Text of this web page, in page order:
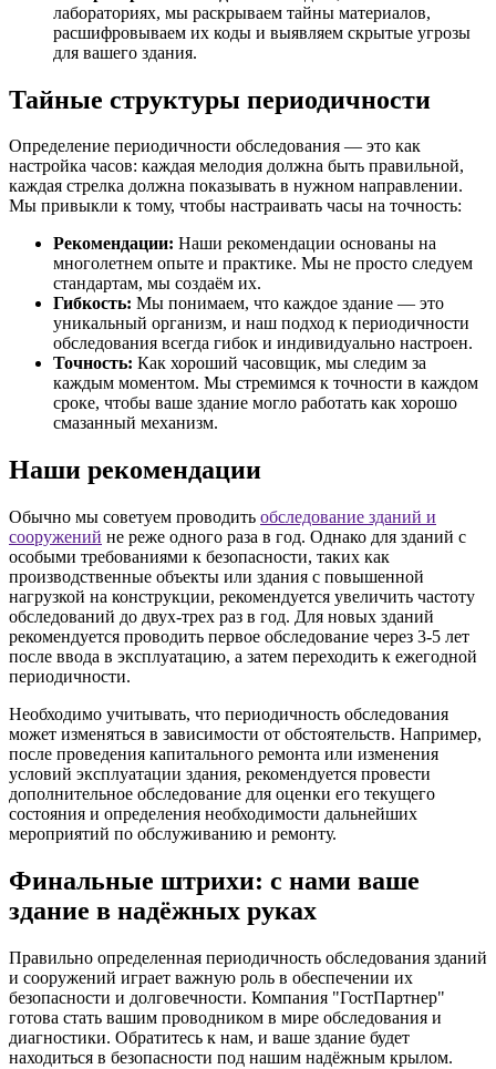
лабораториях, мы раскрываем тайны материалов,
расшифровываем их коды и выявляем скрытые угрозы
для вашего здания.
Тайные структуры периодичности
Определение периодичности обследования — это как
настройка часов: каждая мелодия должна быть правильной,
каждая стрелка должна показывать в нужном направлении.
Мы привыкли к тому, чтобы настраивать часы на точность:
Рекомендации: Наши рекомендации основаны на
многолетнем опыте и практике. Мы не просто следуем
стандартам, мы создаём их.
Гибкость: Мы понимаем, что каждое здание — это
уникальный организм, и наш подход к периодичности
обследования всегда гибок и индивидуально настроен.
Точность: Как хороший часовщик, мы следим за
каждым моментом. Мы стремимся к точности в каждом
сроке, чтобы ваше здание могло работать как хорошо
смазанный механизм.
Наши рекомендации
Обычно мы советуем проводить обследование зданий и
сооружений не реже одного раза в год. Однако для зданий с
особыми требованиями к безопасности, таких как
производственные объекты или здания с повышенной
нагрузкой на конструкции, рекомендуется увеличить частоту
обследований до двух-трех раз в год. Для новых зданий
рекомендуется проводить первое обследование через 3-5 лет
после ввода в эксплуатацию, а затем переходить к ежегодной
периодичности.
Необходимо учитывать, что периодичность обследования
может изменяться в зависимости от обстоятельств. Например,
после проведения капитального ремонта или изменения
условий эксплуатации здания, рекомендуется провести
дополнительное обследование для оценки его текущего
состояния и определения необходимости дальнейших
мероприятий по обслуживанию и ремонту.
Финальные штрихи: с нами ваше
здание в надёжных руках
Правильно определенная периодичность обследования зданий
и сооружений играет важную роль в обеспечении их
безопасности и долговечности. Компания "ГостПартнер"
готова стать вашим проводником в мире обследования и
диагностики. Обратитесь к нам, и ваше здание будет
находиться в безопасности под нашим надёжным крылом.